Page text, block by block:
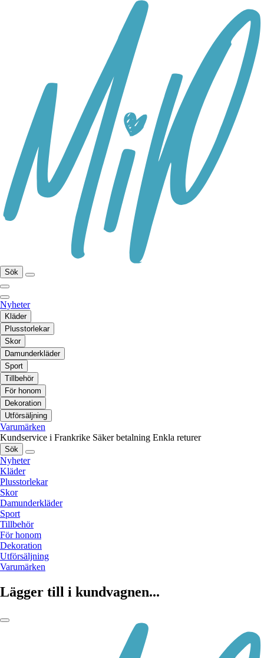
Sök
Nyheter
Kläder
Plusstorlekar
Skor
Damunderkläder
Sport
Tillbehör
För honom
Dekoration
Utförsäljning
Varumärken
Kundservice i Frankrike Säker betalning Enkla returer
Sök
Nyheter
Kläder
Plusstorlekar
Skor
Damunderkläder
Sport
Tillbehör
För honom
Dekoration
Utförsäljning
Varumärken
Lägger till i kundvagnen...